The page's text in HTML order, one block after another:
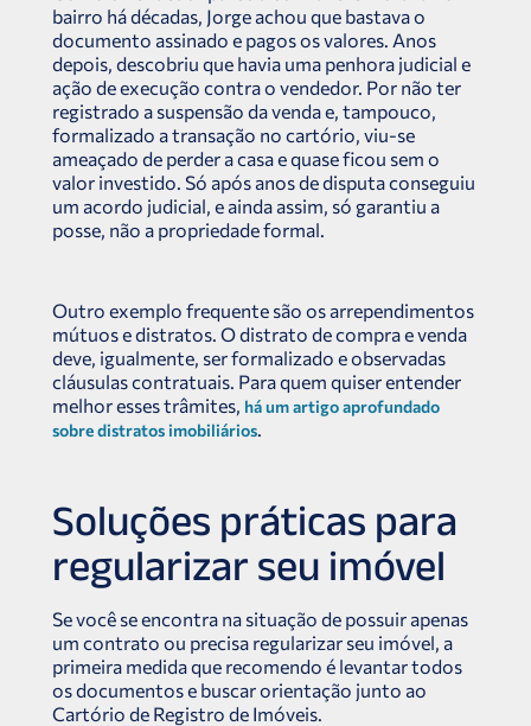
bairro há décadas, Jorge achou que bastava o
documento assinado e pagos os valores. Anos
depois, descobriu que havia uma penhora judicial e
ação de execução contra o vendedor. Por não ter
registrado a suspensão da venda e, tampouco,
formalizado a transação no cartório, viu-se
ameaçado de perder a casa e quase ficou sem o
valor investido. Só após anos de disputa conseguiu
um acordo judicial, e ainda assim, só garantiu a
posse, não a propriedade formal.
Outro exemplo frequente são os arrependimentos
mútuos e distratos. O distrato de compra e venda
deve, igualmente, ser formalizado e observadas
cláusulas contratuais. Para quem quiser entender
melhor esses trâmites, há um artigo aprofundado
sobre distratos imobiliários.
Soluções práticas para
regularizar seu imóvel
Se você se encontra na situação de possuir apenas
um contrato ou precisa regularizar seu imóvel, a
primeira medida que recomendo é levantar todos
os documentos e buscar orientação junto ao
Cartório de Registro de Imóveis.